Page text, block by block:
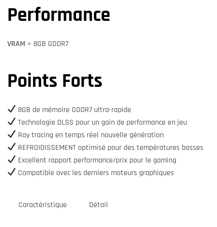
Performance
VRAM = 8GB GDDR7
Points Forts
8GB de mémoire GDDR7 ultra-rapide
Technologie DLSS pour un gain de performance en jeu
Ray tracing en temps réel nouvelle génération
REFROIDISSEMENT optimisé pour des températures basses
Excellent rapport performance/prix pour le gaming
Compatible avec les derniers moteurs graphiques
Caractéristique Détail